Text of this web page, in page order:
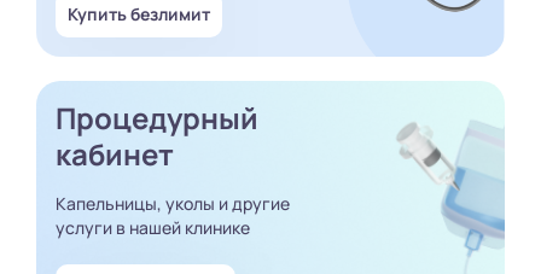
Купить безлимит
Процедурный
кабинет
Капельницы, уколы и другие
услуги в нашей клинике